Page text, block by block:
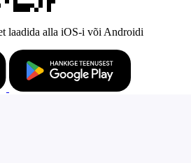
laadida alla iOS-i või Androidi